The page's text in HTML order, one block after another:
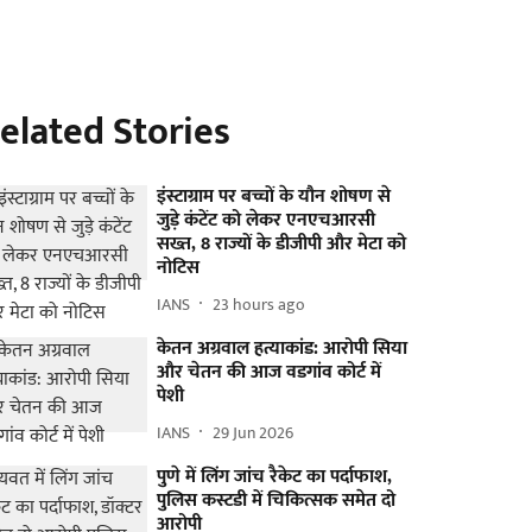
Stories
इंस्टाग्राम पर बच्चों के यौन शोषण से
जुड़े कंटेंट को लेकर एनएचआरसी
सख्त, 8 राज्यों के डीजीपी और मेटा को
नोटिस
IANS 23 hours ago
केतन अग्रवाल हत्याकांड: आरोपी सिया
और चेतन की आज वडगांव कोर्ट में
पेशी
IANS 29 Jun 2026
पुणे में लिंग जांच रैकेट का पर्दाफाश,
पुलिस कस्टडी में चिकित्सक समेत दो
आरोपी